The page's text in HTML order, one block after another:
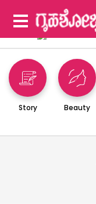
Story Beauty